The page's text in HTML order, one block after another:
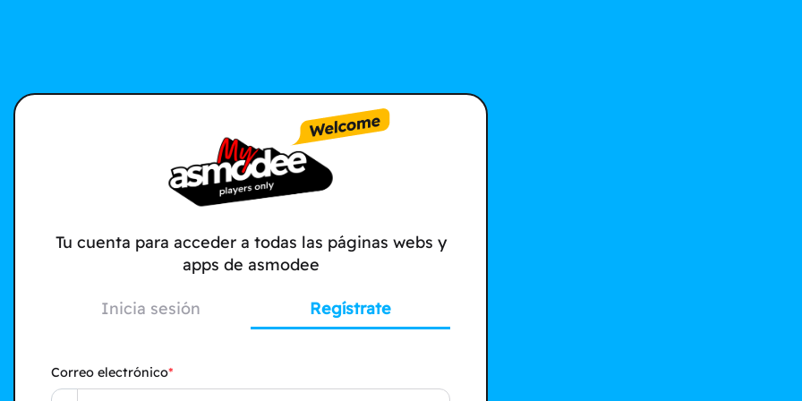
Tu cuenta para acceder a todas las páginas webs y
apps de asmodee
Inicia sesión Regístrate
Correo electrónico